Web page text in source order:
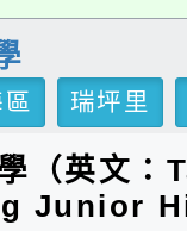
瑞坪里
（英文：
Junior